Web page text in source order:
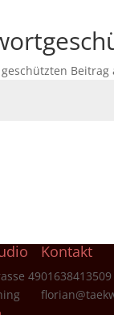
49
Kontakt
01638413509